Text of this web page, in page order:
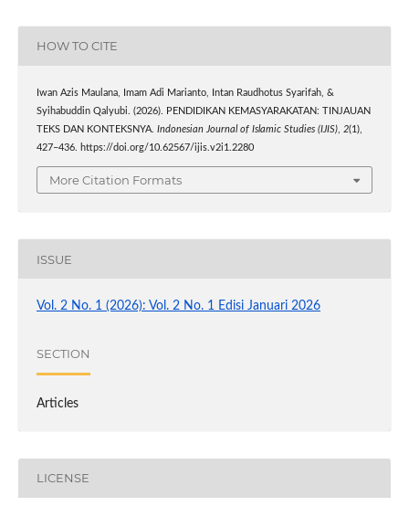
HOW TO CITE
Iwan Azis Maulana, Imam Adi Marianto, Intan Raudhotus Syarifah, &
Syihabuddin Qalyubi. (2026). PENDIDIKAN KEMASYARAKATAN: TINJAUAN
TEKS DAN KONTEKSNYA. Indonesian Journal of Islamic Studies (IJIS), 2(1),
427–436. https://doi.org/10.62567/ijis.v2i1.2280
More Citation Formats
ISSUE
Vol. 2 No. 1 (2026): Vol. 2 No. 1 Edisi Januari 2026
SECTION
Articles
LICENSE